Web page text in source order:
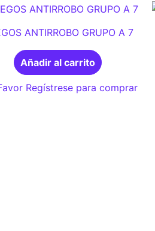
ANTIRROBO GRUPO A 7
Añadir al carrito
Regístrese para comprar